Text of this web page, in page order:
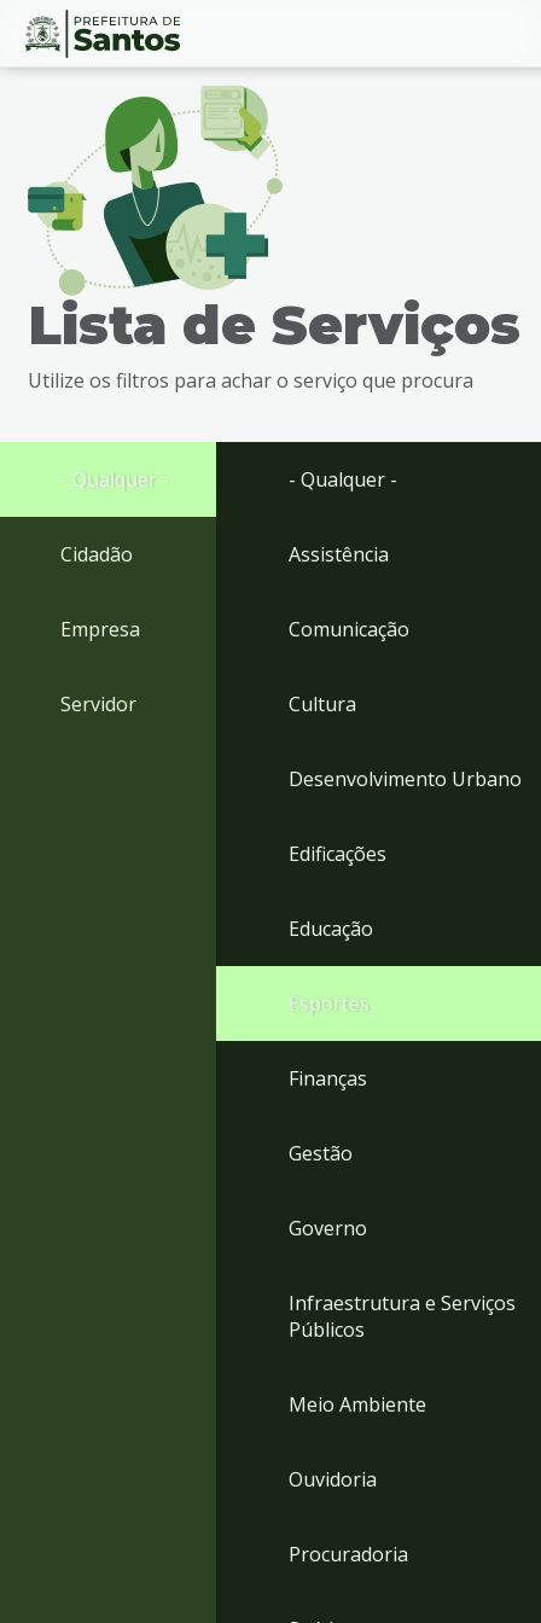
Ir
busca
Ir
rodapé
Conteúdo
Lista de Serviços
Utilize os filtros para achar o serviço que procura
- Qualquer -
Cidadão
Empresa
Servidor
- Qualquer -
Assistência
Comunicação
Cultura
Desenvolvimento Urbano
Edificações
Educação
Esportes
Finanças
Gestão
Governo
Infraestrutura e Serviços
Públicos
Meio Ambiente
Ouvidoria
Procuradoria